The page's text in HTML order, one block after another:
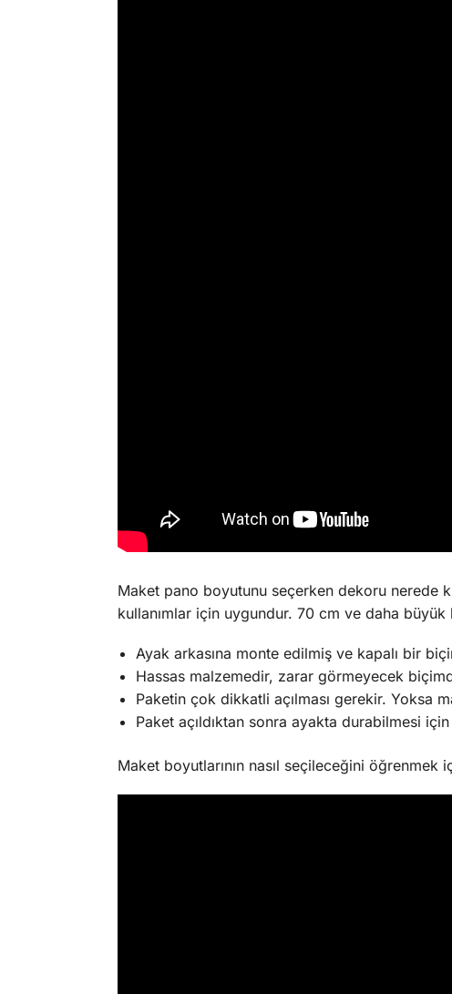
Maket pano boyutunu seçerken dekoru nerede
kullanımlar için uygundur. 70 cm ve daha
Ayak arkasına monte edilmiş ve kapalı bir
Hassas malzemedir, zarar görmeyecek
Paketin çok dikkatli açılması gerekir. Yoksa
Paket açıldıktan sonra ayakta durabilmesi için
Maket boyutlarının nasıl seçileceğini